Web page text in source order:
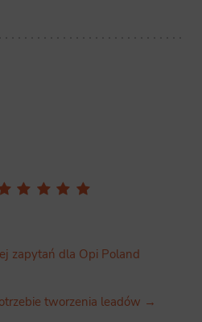
zapytań dla Opi Poland
tworzenia leadów →